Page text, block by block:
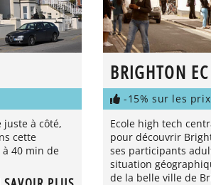
juste à côté,
cette
40 min de
BRIGHTON
-15% sur les
Ecole high tech
pour découvrir
ses participants
situation
de la belle ville de